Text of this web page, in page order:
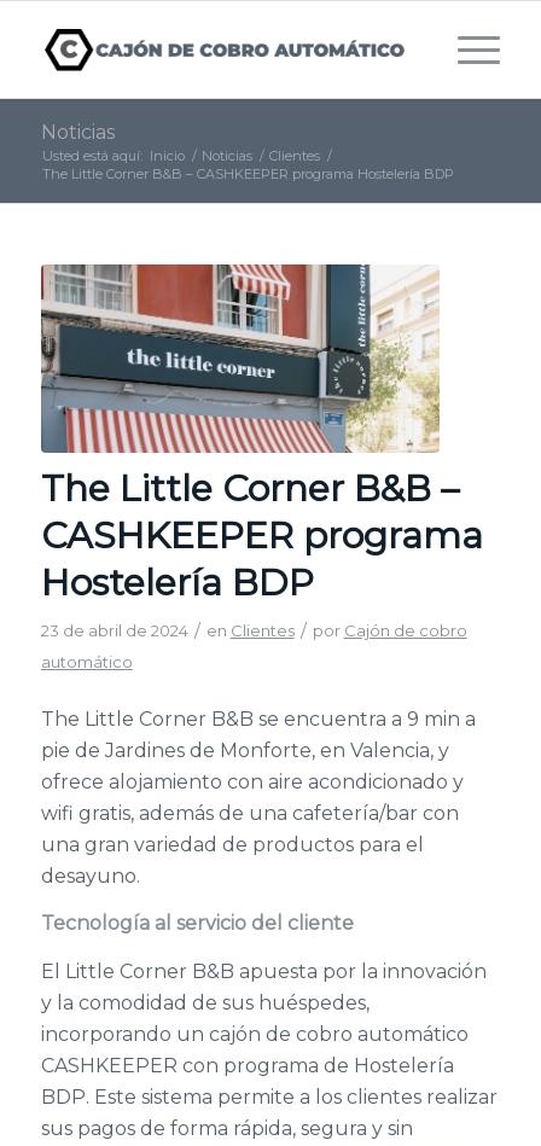
Noticias
Usted está aquí: Inicio / Noticias / Clientes /
The Little Corner B&B – CASHKEEPER programa Hostelería BDP
The Little Corner B&B –
CASHKEEPER programa
Hostelería BDP
23 de abril de 2024 / en Clientes / por Cajón de cobro
automático
The Little Corner B&B se encuentra a 9 min a
pie de Jardines de Monforte, en Valencia, y
ofrece alojamiento con aire acondicionado y
wifi gratis, además de una cafetería/bar con
una gran variedad de productos para el
desayuno.
Tecnología al servicio del cliente
El Little Corner B&B apuesta por la innovación
y la comodidad de sus huéspedes,
incorporando un cajón de cobro automático
CASHKEEPER con programa de Hostelería
BDP. Este sistema permite a los clientes realizar
sus pagos de forma rápida, segura y sin